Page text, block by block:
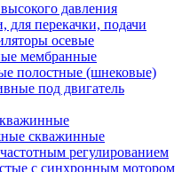
давления
для перекачки, подачи
осевые
мембранные
полостные (шнековые)
под двигатель
скважинные
регулированием
с синхронным мотором